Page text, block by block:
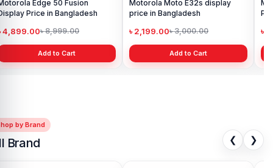
Edge 50 Fusion
Price in Bangladesh
4,899.00৳ 8,999.00
Add to Cart
Motorola Moto E32s display
price in Bangladesh
৳ 2,199.00৳ 3,000.00
Add to Cart
৳
by Brand
Brand ❮ ❯